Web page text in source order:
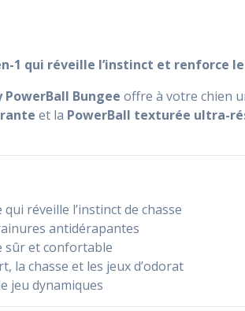
1 qui réveille l’instinct et renforce
PowerBall Bungee offre à votre chien
et la PowerBall texturée ultra-
réveille l’instinct de chasse
antidérapantes
sûr et confortable
la chasse et les jeux d’odorat
jeu dynamiques